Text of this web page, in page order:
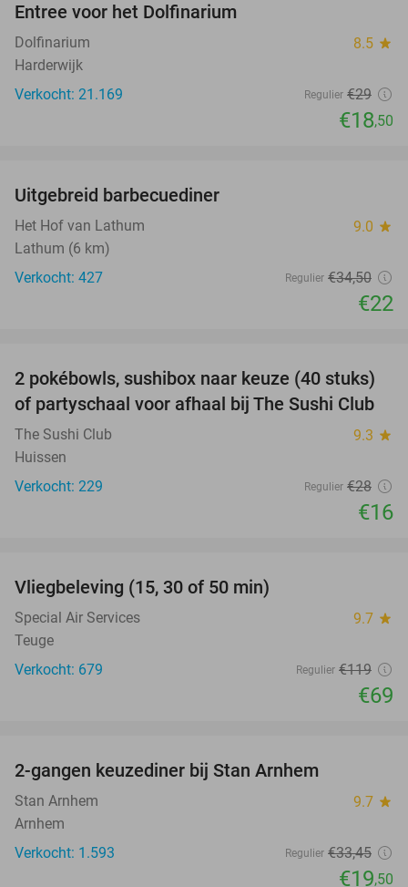
Entree voor het Dolfinarium
Dolfinarium 8.5 star
Harderwijk
Verkocht: 21.169
Regulier €29
€18,50
Uitgebreid barbecuediner
Het Hof van Lathum 9.0 star
Lathum (6 km)
Verkocht: 427
Regulier €34,50
€22
43%
2 pokébowls, sushibox naar keuze (40 stuks)
of partyschaal voor afhaal bij The Sushi Club
The Sushi Club 9.3 star
Huissen
Verkocht: 229
Regulier €28
€16
Vliegbeleving (15, 30 of 50 min)
Special Air Services 9.7 star
Teuge
Verkocht: 679
Regulier €119
€69
2-gangen keuzediner bij Stan Arnhem
Stan Arnhem 9.7 star
Arnhem
Verkocht: 1.593
Regulier €33,45
€19,50